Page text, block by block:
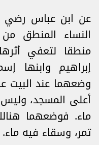
عن ابن عباس رضي
النساء المنطق
منطقا لتعفي
إبراهيم وابنها
وضعهما عند
أعلى المسجد،
ماء. فوضعهما
تمر، وسقاء فيه ماء.